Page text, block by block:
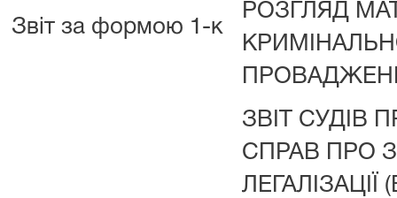
Звіт за формою 1-к
РОЗГЛЯД
ЗВІТ СУДІВ
СПРАВ ПРО